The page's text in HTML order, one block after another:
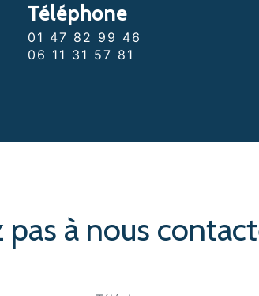
Téléphone
01 47 82 99 46
06 11 31 57 81
pas à nous